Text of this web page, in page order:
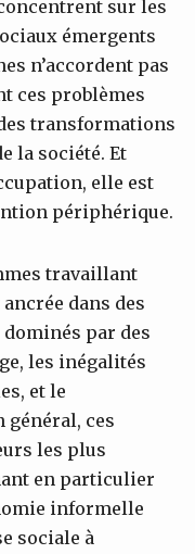
sur les
émergents
n’accordent pas
ces problèmes
transformations
la société. Et
elle est
périphérique.
travaillant
dans des
par des
les inégalités
et le
général, ces
les plus
en particulier
informelle
sociale à